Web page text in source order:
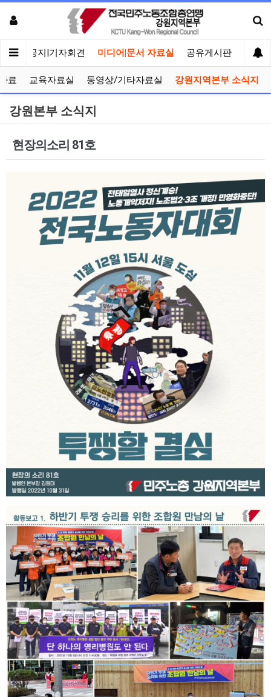
인 공지|기자회견 미디어|문서 자료실 공유게시판 선거
료 교육자료실 동영상/기타자료실 강원지역본부 소식지
강원본부 소식지
현장의소리 81호